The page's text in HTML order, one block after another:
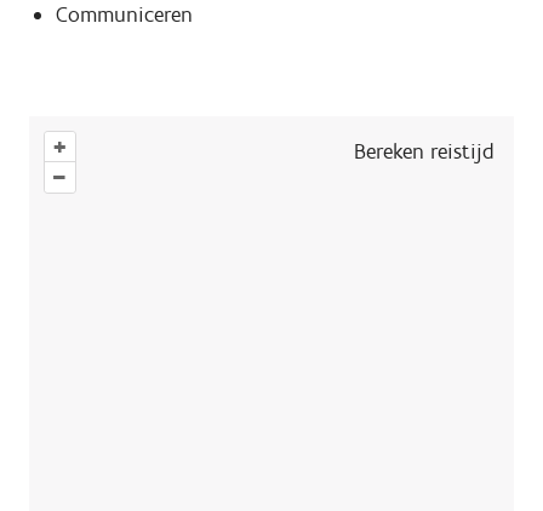
Communiceren
+
–
Bereken reistijd